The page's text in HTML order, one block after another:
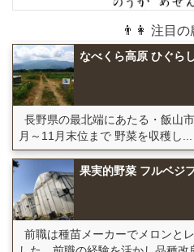
👨👩 注目
なべくら高原 ひぐら
長野県の最北端にあたる・飯山
月～11月末位まで 野菜を収穫し...
果実的野菜 フルベジ
前職は種苗メーカーでメロンと